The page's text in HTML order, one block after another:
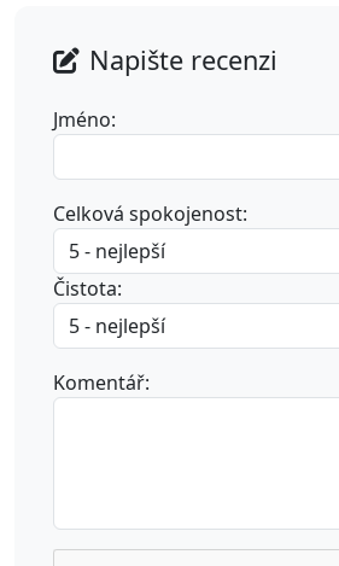
Napište recenzi
Jméno:
Celková spokojenost:
Čistota:
Komentář: